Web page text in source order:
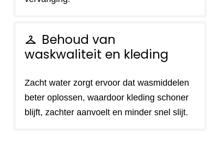
checkroom Behoud van
waskwaliteit en kleding
Zacht water zorgt ervoor dat wasmiddelen
beter oplossen, waardoor kleding schoner
blijft, zachter aanvoelt en minder snel slijt.